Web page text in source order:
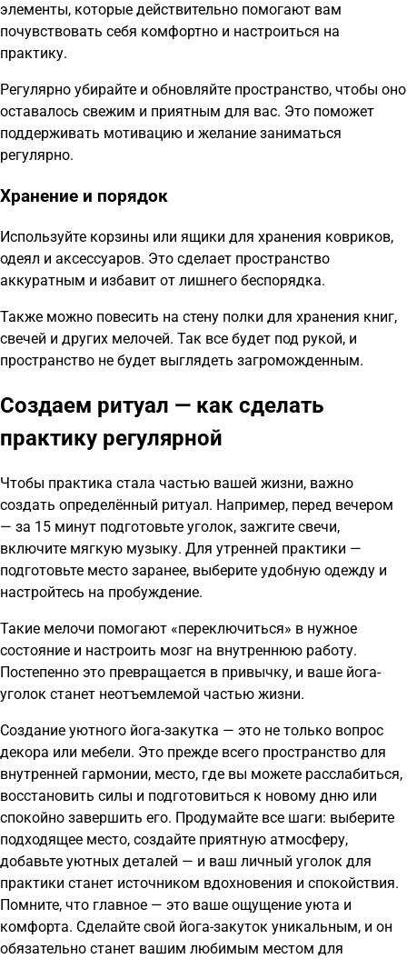
элементы, которые действительно помогают вам
почувствовать себя комфортно и настроиться на
практику.
Регулярно убирайте и обновляйте пространство, чтобы оно
оставалось свежим и приятным для вас. Это поможет
поддерживать мотивацию и желание заниматься
регулярно.
Хранение и порядок
Используйте корзины или ящики для хранения ковриков,
одеял и аксессуаров. Это сделает пространство
аккуратным и избавит от лишнего беспорядка.
Также можно повесить на стену полки для хранения книг,
свечей и других мелочей. Так все будет под рукой, и
пространство не будет выглядеть загроможденным.
Создаем ритуал — как сделать
практику регулярной
Чтобы практика стала частью вашей жизни, важно
создать определённый ритуал. Например, перед вечером
— за 15 минут подготовьте уголок, зажгите свечи,
включите мягкую музыку. Для утренней практики —
подготовьте место заранее, выберите удобную одежду и
настройтесь на пробуждение.
Такие мелочи помогают «переключиться» в нужное
состояние и настроить мозг на внутреннюю работу.
Постепенно это превращается в привычку, и ваше йога-
уголок станет неотъемлемой частью жизни.
Создание уютного йога-закутка — это не только вопрос
декора или мебели. Это прежде всего пространство для
внутренней гармонии, место, где вы можете расслабиться,
восстановить силы и подготовиться к новому дню или
спокойно завершить его. Продумайте все шаги: выберите
подходящее место, создайте приятную атмосферу,
добавьте уютных деталей — и ваш личный уголок для
практики станет источником вдохновения и спокойствия.
Помните, что главное — это ваше ощущение уюта и
комфорта. Сделайте свой йога-закуток уникальным, и он
обязательно станет вашим любимым местом для